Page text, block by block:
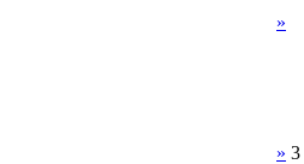
»
» 3